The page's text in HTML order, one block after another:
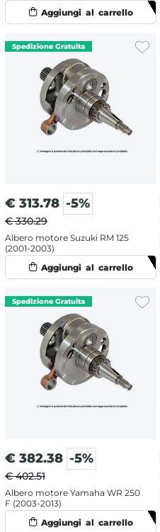
€ 313.78 -5%
€ 330.29
Albero motore Suzuki RM 125
(2001-2003)
€ 382.38 -5%
€ 402.51
Albero motore Yamaha WR 250
F (2003-2013)